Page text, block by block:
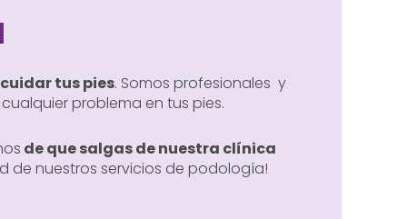
tus pies. Somos profesionales y
problema en tus pies.
de que salgas de nuestra clínica
de nuestros servicios de podología!